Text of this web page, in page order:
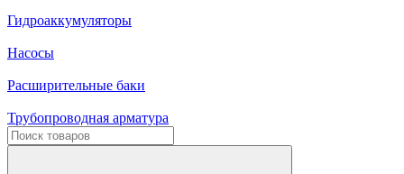
Гидроаккумуляторы
Насосы
Расширительные баки
Трубопроводная арматура